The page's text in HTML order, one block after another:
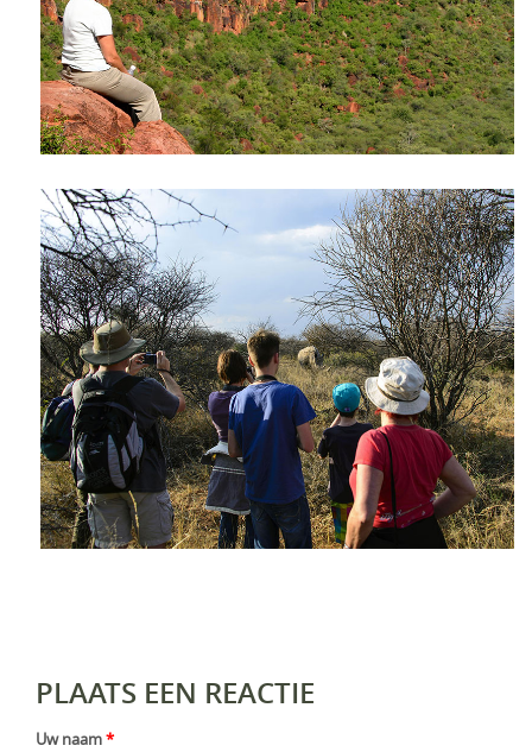
PLAATS EEN REACTIE
Uw naam*